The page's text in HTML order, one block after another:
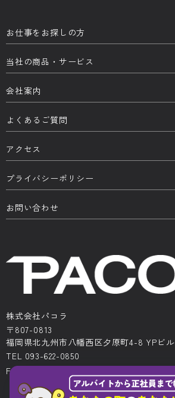
株式会社パコラ
〒807-0813
福岡県北九州市八幡西区夕原町4-8 YPビル
TEL 093-622-0850
FAX 093-622-0522
お仕事をお探しの方
当社の商品・サービス
会社案内
よくあるご質問
アクセス
プライバシーポリシー
お問い合わせ